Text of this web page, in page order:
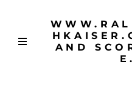
AND